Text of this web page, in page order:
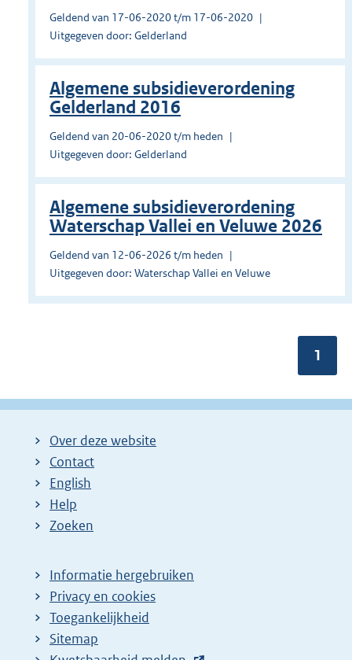
Geldend van 17-06-2020 t/m 17-06-2020
Uitgegeven door: Gelderland
Algemene subsidieverordening
Gelderland 2016
Geldend van 20-06-2020 t/m heden
Uitgegeven door: Gelderland
Algemene subsidieverordening
Waterschap Vallei en Veluwe 2026
Geldend van 12-06-2026 t/m heden
Uitgegeven door: Waterschap Vallei en Veluwe
1
Over deze website
Contact
English
Help
Zoeken
Informatie hergebruiken
Privacy en cookies
Toegankelijkheid
Sitemap